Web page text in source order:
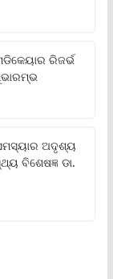
ରିଜର୍ଭ
ଅଦୃଶ୍ୟ
ବିଶେଷଜ୍ଞ ଡା.